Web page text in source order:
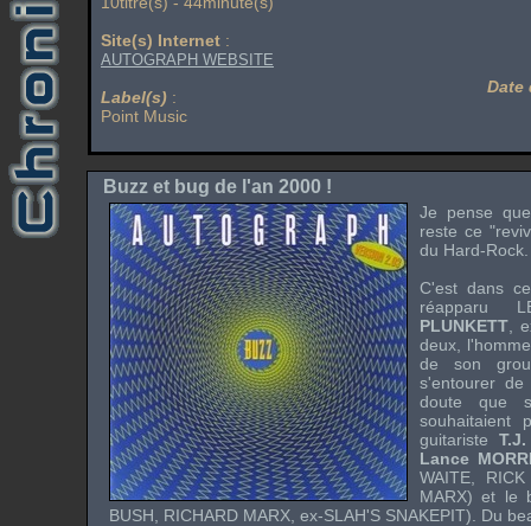
Site(s) Internet :
AUTOGRAPH WEBSITE
Label(s) :
Point Music
Date
Buzz et bug de l'an 2000 !
Je pense
reste ce "
du Hard-Rock
C'est dans
PLUNKETT ,
deux,
de son
s'entourer de
doute que
souhaitaient
guitariste
Lance
WAITE
MARX) et le
BUSH
RICHARD MARX , ex-SLAH'S SNAKEPIT). Du